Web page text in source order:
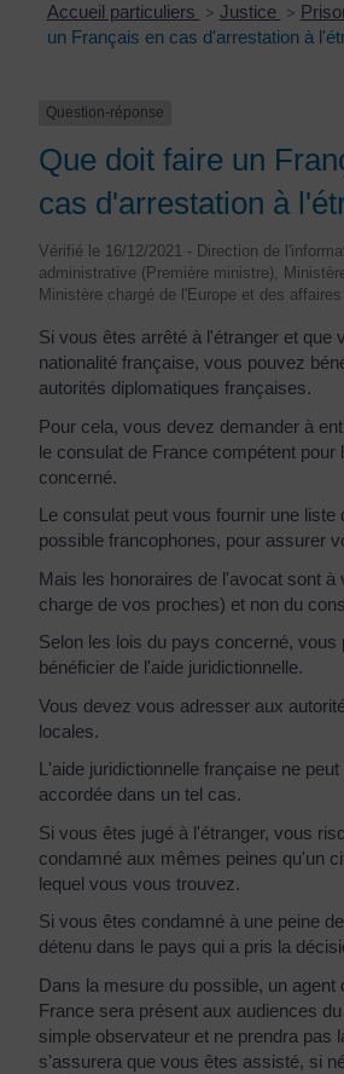
Accueil particuliers > Justice >
un Français en cas d'arrestation à
Question-réponse
Que doit faire un
cas d'arrestation à
Vérifié le 16/12/2021 - Direction de
administrative (Première ministre),
Ministère chargé de l'Europe et des
Si vous êtes arrêté à l'étranger et que
nationalité française, vous pouvez
autorités diplomatiques françaises.
Pour cela, vous devez demander à
le consulat de France compétent pour
concerné.
Le consulat peut vous fournir une liste
possible francophones, pour assurer
Mais les honoraires de l'avocat sont à
charge de vos proches) et non du
Selon les lois du pays concerné, vous
bénéficier de l'aide juridictionnelle.
Vous devez vous adresser aux
locales.
L'aide juridictionnelle française ne
accordée dans un tel cas.
Si vous êtes jugé à l'étranger, vous
condamné aux mêmes peines qu'un
lequel vous vous trouvez.
Si vous êtes condamné à une peine
détenu dans le pays qui a pris la
Dans la mesure du possible, un agent
France sera présent aux audiences
simple observateur et ne prendra pas
s'assurera que vous êtes assisté, si